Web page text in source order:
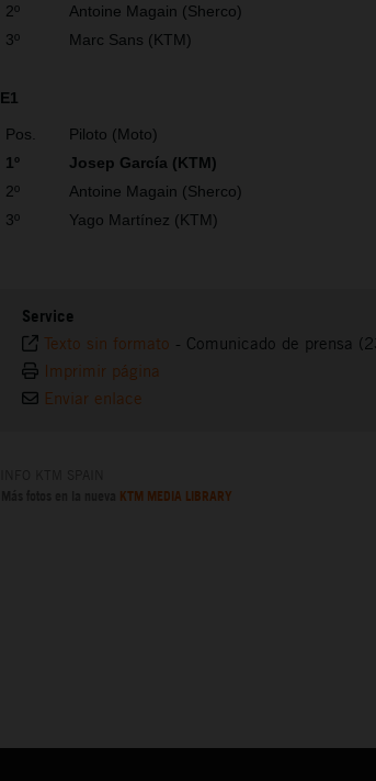
2º
Antoine Magain (Sherco)
3º
Marc Sans (KTM)
E1
Pos.
Piloto (Moto)
1º
Josep García (KTM)
2º
Antoine Magain (Sherco)
3º
Yago Martínez (KTM)
Service
Texto sin formato - Comunicado de prensa
Imprimir página
Enviar enlace
KTM MEDIA LIBRARY